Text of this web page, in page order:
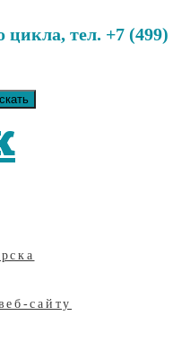
цикла, тел. +7
сайту